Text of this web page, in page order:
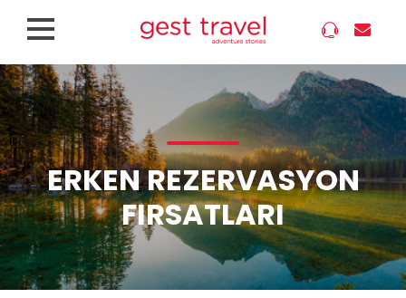
ERKEN REZERVASYON
FIRSATLARI